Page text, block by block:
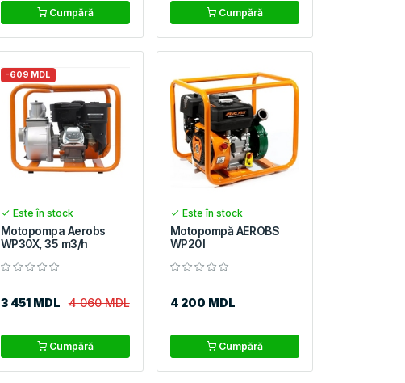
Cumpără Cumpără
-609 MDL
Este în stock
Motopompa Aerobs
WP30X, 35 m3/h
3 451 MDL 4 060 MDL
Cumpără
Este în stock
Motopompă AEROBS
WP20I
4 200 MDL
Cumpără